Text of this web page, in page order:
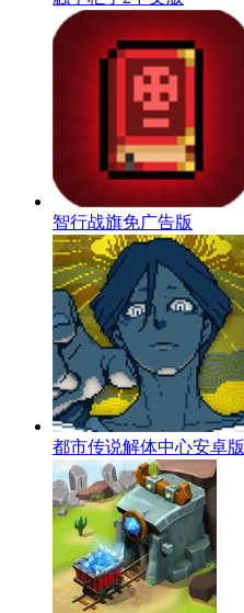
智行战旗免广告版
都市传说解体中心安卓版